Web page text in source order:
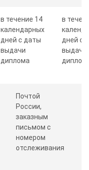
в течение 14
календарных
дней с даты
выдачи
диплома
в
дней с
выдачи
Почтой
России,
заказным
письмом с
номером
отслеживания